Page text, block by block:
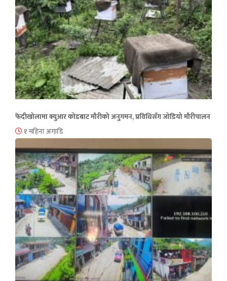
फेदीखोलामा क्युआर कोडबाट मौरीको अनुगमन, प्रविधिसँग जोडियो मौरीपालन
१ महिना अगाडि